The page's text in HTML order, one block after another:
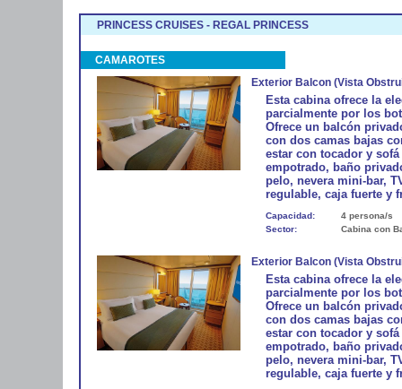
PRINCESS CRUISES - REGAL PRINCESS
CAMAROTES
Exterior Balcon (Vista
Esta cabina ofrece la
parcialmente por los
Ofrece un balcón
con dos camas bajas
estar con tocador y
empotrado, baño
pelo, nevera mini-bar,
regulable, caja fuerte y
Capacidad:
4 persona/s
Sector:
Cabina con
Exterior Balcon (Vista
Esta cabina ofrece la
parcialmente por los
Ofrece un balcón
con dos camas bajas
estar con tocador y
empotrado, baño
pelo, nevera mini-bar,
regulable, caja fuerte y